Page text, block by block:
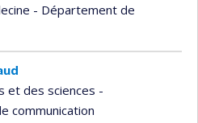
- Département de
et des sciences -
communication